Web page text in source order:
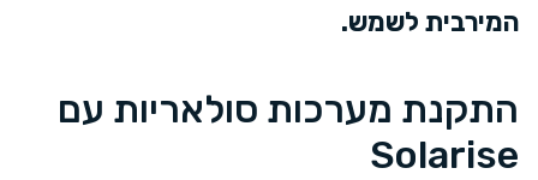
המירבית לשמש.
התקנת מערכות סולאריות עם
Solarise